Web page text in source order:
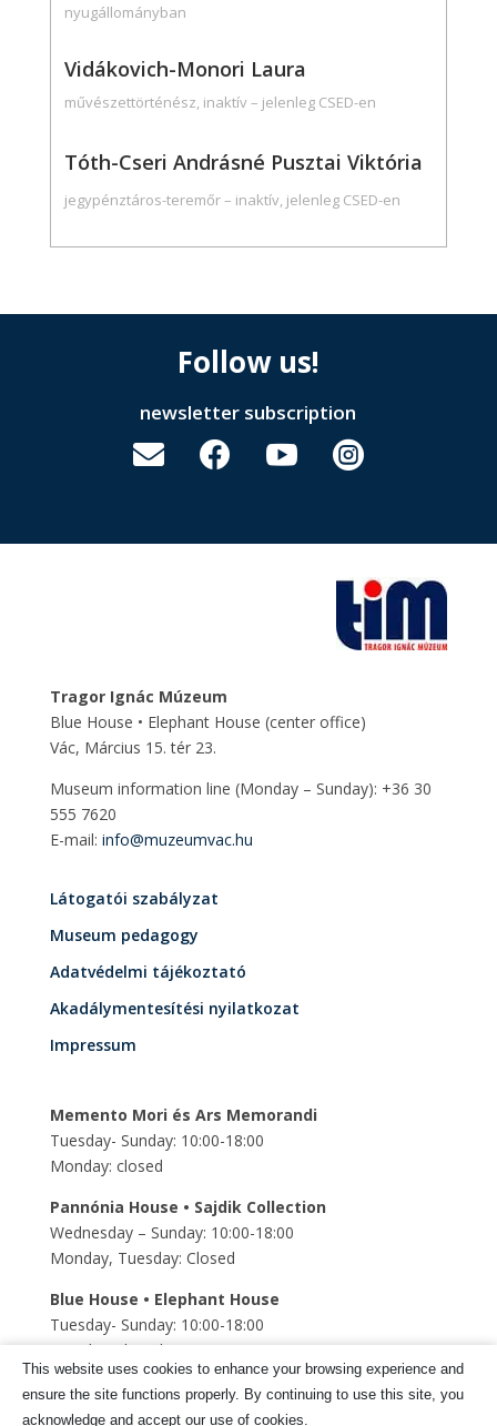
nyugállományban
Vidákovich-Monori Laura
művészettörténész, inaktív – jelenleg CSED-en
Tóth-Cseri Andrásné Pusztai Viktória
jegypénztáros-teremőr – inaktív, jelenleg CSED-en
Follow us!
newsletter subscription
   
Tragor Ignác Múzeum
Blue House • Elephant House (center office)
Vác, Március 15. tér 23.
Museum information line (Monday – Sunday): +36 30
555 7620
E-mail: info@muzeumvac.hu
Látogatói szabályzat
Museum pedagogy
Adatvédelmi tájékoztató
Akadálymentesítési nyilatkozat
Impressum
Memento Mori és Ars Memorandi
Tuesday- Sunday: 10:00-18:00
Monday: closed
Pannónia House • Sajdik Collection
Wednesday – Sunday: 10:00-18:00
Monday, Tuesday: Closed
Blue House • Elephant House
Tuesday- Sunday: 10:00-18:00
Monday: closed
Szent Mihály Underground church
Tuesday- Sunday: 10:00-18:00
This website uses cookies to enhance your browsing experience and
ensure the site functions properly. By continuing to use this site, you
acknowledge and accept our use of cookies.